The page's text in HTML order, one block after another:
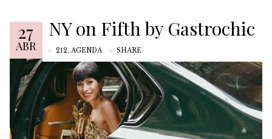
27
ABR
NY on Fifth by Gastrochic
212, AGENDA SHARE